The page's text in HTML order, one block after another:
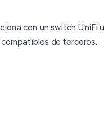
con un switch UniFi u
de terceros.